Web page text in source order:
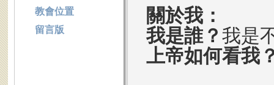
關於我：
我是誰？ 我是
上帝如何看我
教會位置
留言版